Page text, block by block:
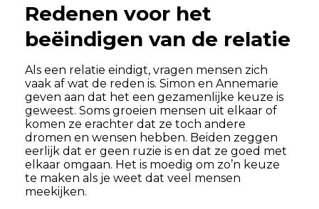
Redenen voor het
beëindigen van de relatie
Als een relatie eindigt, vragen mensen zich
vaak af wat de reden is. Simon en Annemarie
geven aan dat het een gezamenlijke keuze is
geweest. Soms groeien mensen uit elkaar of
komen ze erachter dat ze toch andere
dromen en wensen hebben. Beiden zeggen
eerlijk dat er geen ruzie is en dat ze goed met
elkaar omgaan. Het is moedig om zo’n keuze
te maken als je weet dat veel mensen
meekijken.